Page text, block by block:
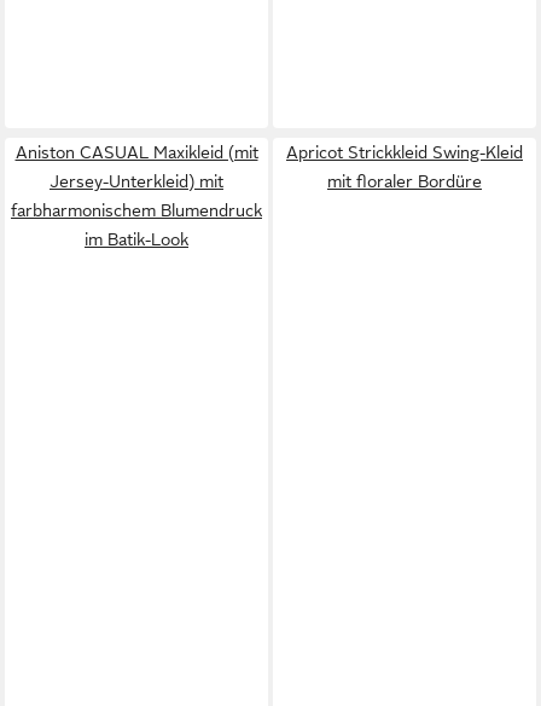
Aniston CASUAL Maxikleid (mit
Jersey-Unterkleid) mit
farbharmonischem Blumendruck
im Batik-Look
Apricot Strickkleid Swing-Kleid
mit floraler Bordüre